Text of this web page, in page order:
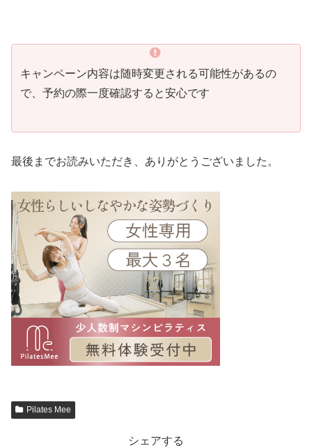
キャンペーン内容は随時変更される可能性があるの
で、予約の際一度確認すると安心です
最後までお読みいただき、ありがとうございました。
Pilates Mee
シェアする